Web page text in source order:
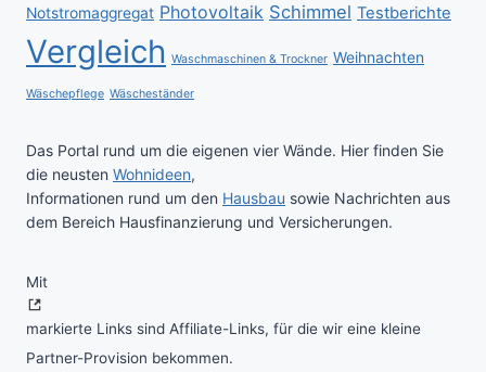
Notstromaggregat Photovoltaik Schimmel Testberichte
Vergleich Waschmaschinen & Trockner Weihnachten
Wäschepflege Wäscheständer
Das Portal rund um die eigenen vier Wände. Hier finden Sie
die neusten Wohnideen,
Informationen rund um den Hausbau sowie Nachrichten aus
dem Bereich Hausfinanzierung und Versicherungen.
Mit
markierte Links sind Affiliate-Links, für die wir eine kleine
Partner-Provision bekommen.